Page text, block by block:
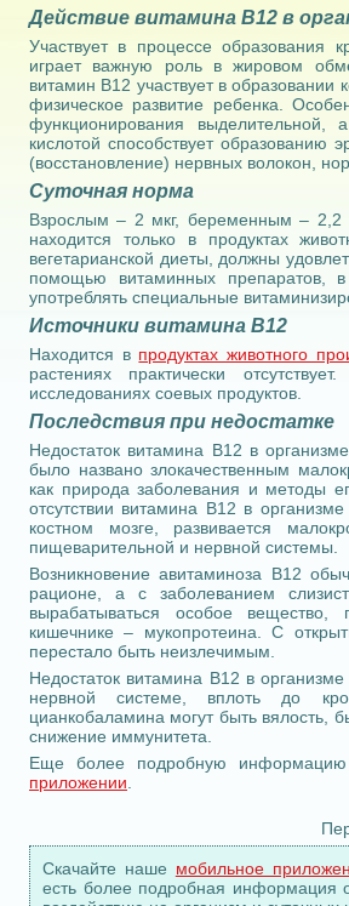
Действие витамина В12 в
Участвует в процессе образования
играет важную роль в жировом
витамин В12 участвует в образовании
физическое развитие ребенка.
функционирования
кислотой способствует образованию
(восстановление) нервных волокон,
Суточная норма
Взрослым – 2 мкг, беременным – 2,2
находится только в продуктах
вегетарианской диеты, должны
помощью витаминных препаратов,
употреблять специальные
Источники витамина В12
Находится в продуктах животного
растениях практически
исследованиях соевых продуктов.
Последствия при недостатке
Недостаток витамина В12 в
было названо злокачественным
как природа заболевания и методы
отсутствии витамина В12 в
костном мозге, развивается
пищеварительной и нервной системы.
Возникновение авитаминоза В12
рационе, а с заболеванием
вырабатываться особое
кишечнике – мукопротеина. С
перестало быть неизлечимым.
Недостаток витамина В12 в
нервной системе, вплоть до
цианкобаламина могут быть вялость,
снижение иммунитета.
Еще более подробную
приложении
Скачайте наше мобильное
есть более подробная информация